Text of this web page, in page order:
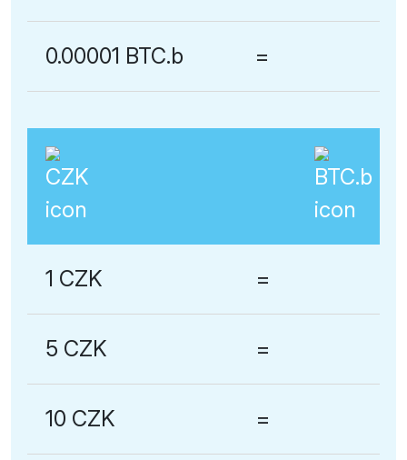
0.00001 BTC.b =
1 CZK =
5 CZK =
10 CZK =